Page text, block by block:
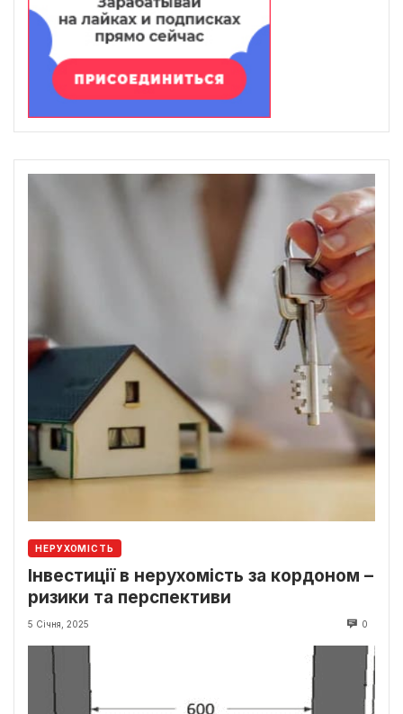
НЕРУХОМІСТЬ
Інвестиції в нерухомість за кордоном –
ризики та перспективи
5 Січня, 2025 0